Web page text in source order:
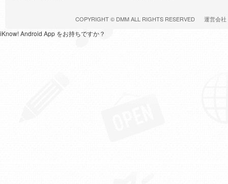
COPYRIGHT © DMMALL RIGHTS RESERVED 運営会社
iKnow! Android App をお持ちですか？